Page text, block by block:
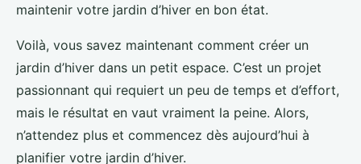
maintenir votre jardin d’hiver en bon état.
Voilà, vous savez maintenant comment créer un
jardin d’hiver dans un petit espace. C’est un projet
passionnant qui requiert un peu de temps et d’effort,
mais le résultat en vaut vraiment la peine. Alors,
n’attendez plus et commencez dès aujourd’hui à
planifier votre jardin d’hiver.